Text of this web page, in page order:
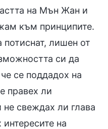
на Мън Жан и
към принципите.
лишен от
си да
се поддадох на
правех ли
свеждах ли глава
на